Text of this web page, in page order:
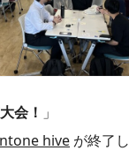
会！ 」
hive が終了